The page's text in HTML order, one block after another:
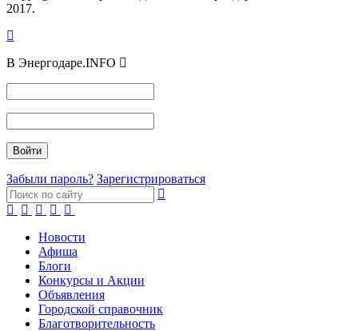
2017.
В Энергодаре.INFO
Забыли пароль? Зарегистрироваться
Новости
Афиша
Блоги
Конкурсы и Акции
Объявления
Городской справочник
Благотворительность